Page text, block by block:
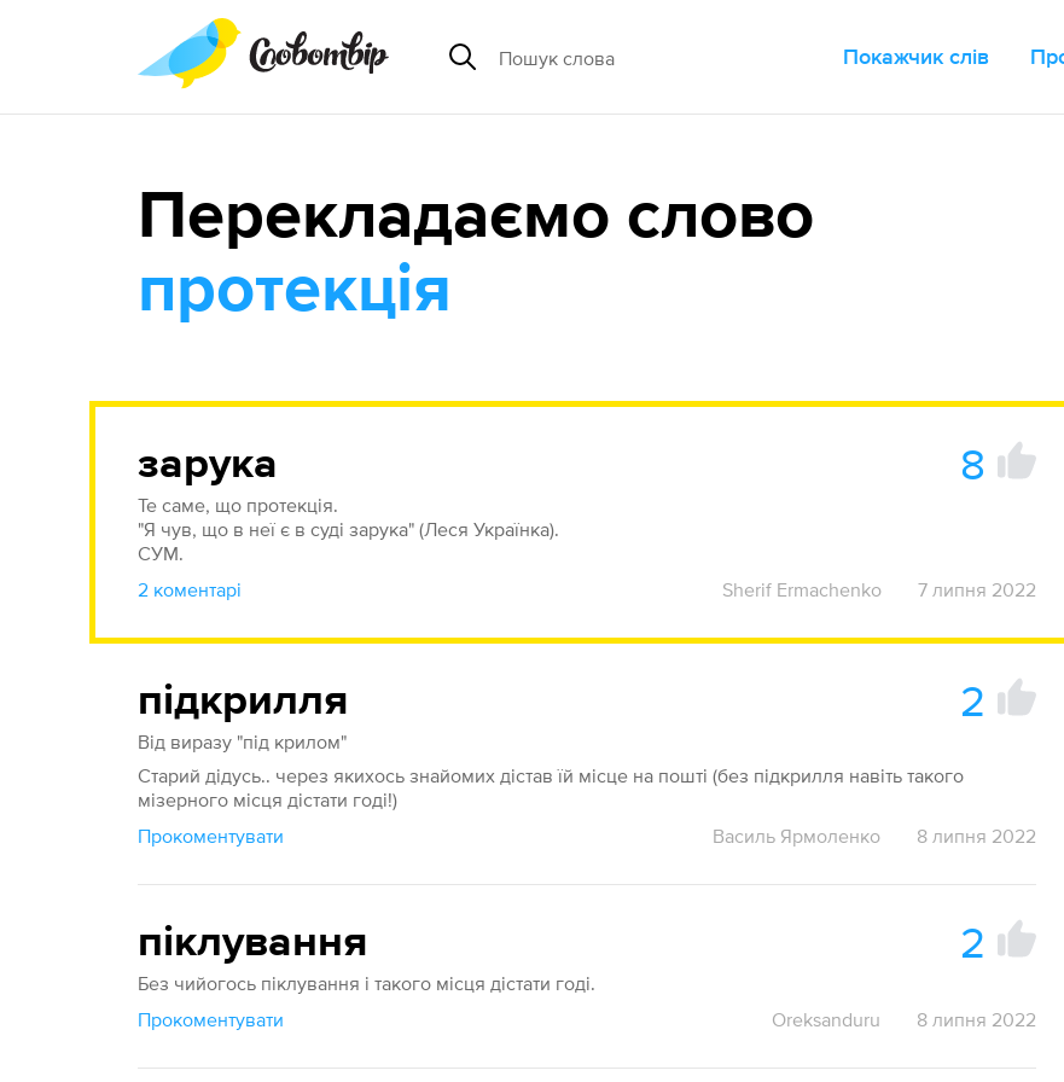
Покажчик слів
Перекладаємо слово
протекція
зарука 8
Те саме, що протекція.
"Я чув, що в неї є в суді зарука" (Леся Українка).
СУМ.
2 коментарі
Sherif Ermachenko 7 липня 2022
підкрилля 2
Від виразу "під крилом"
Старий дідусь.. через якихось знайомих дістав їй місце на пошті (без підкрилля навіть такого
мізерного місця дістати годі!)
Прокоментувати
Василь Ярмоленко 8 липня 2022
піклування 2
Без чийогось піклування і такого місця дістати годі.
Прокоментувати
Oreksanduru 8 липня 2022